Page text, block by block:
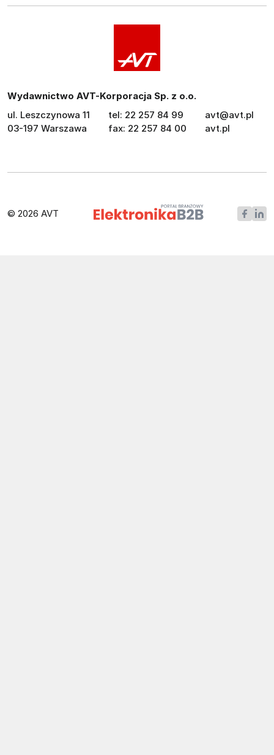
Wydawnictwo AVT-Korporacja Sp. z o.o.
ul. Leszczynowa 11
03-197 Warszawa
tel: 22 257 84 99
fax: 22 257 84 00
avt@avt.pl
avt.pl
© 2026 AVT